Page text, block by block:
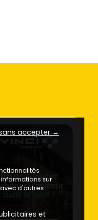
accepter →
sur
d'autres
et